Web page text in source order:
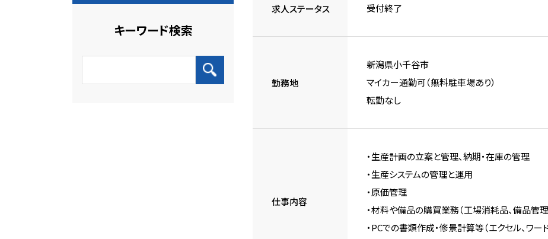
キーワード検索
求人ステータス 受付終了
勤務地
新潟県小千谷市
マイカー通勤可（無料駐車場あり）
転勤なし
仕事内容
・生産計画の立案と管理、納期・在庫の管理
・生産システムの管理と運用
・原価管理
・材料や備品の購買業務（工場消耗品、備品管
・PCでの書類作成・修景計算等（エクセル、ワー